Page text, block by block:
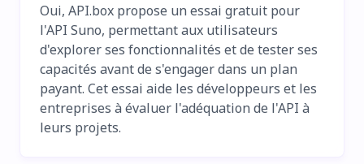
Oui, API.box propose un essai gratuit pour
l'API Suno, permettant aux utilisateurs
d'explorer ses fonctionnalités et de tester ses
capacités avant de s'engager dans un plan
payant. Cet essai aide les développeurs et les
entreprises à évaluer l'adéquation de l'API à
leurs projets.